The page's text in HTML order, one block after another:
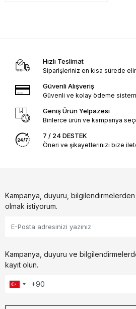
Hızlı Teslimat
Siparişleriniz en kısa sürede
Güvenli Alışveriş
Güvenli ve kolay ödeme
Geniş Ürün Yelpazesi
Binlerce ürün ve kampanya
7 / 24 DESTEK
Öneri ve şikayetlerinizi bize
Kampanya, duyuru,
olmak istiyorum.
Kampanya, duyuru ve
kayıt olun.